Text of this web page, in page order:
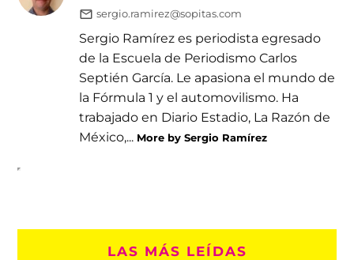
sergio.ramirez@sopitas.com
Sergio Ramírez es periodista egresado
de la Escuela de Periodismo Carlos
Septién García. Le apasiona el mundo de
la Fórmula 1 y el automovilismo. Ha
trabajado en Diario Estadio, La Razón de
México,... More by Sergio Ramírez
LAS MÁS LEÍDAS